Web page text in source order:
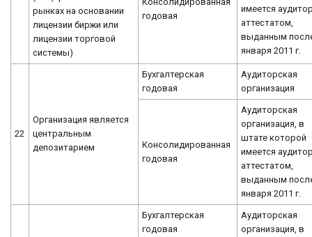
рынках на основании
лицензии биржи или
лицензии торговой
системы)
годовая
имеется
аттестатом,
выданным
января 2011 г.
22
Организация является
центральным
депозитарием
Бухгалтерская
годовая
Аудиторская
организация
Консолидированная
годовая
Аудиторская
организация, в
штате которой
имеется
аттестатом,
выданным
января 2011 г.
Бухгалтерская
годовая
Аудиторская
организация, в